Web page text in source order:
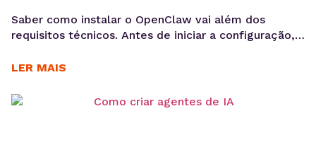
Saber como instalar o OpenClaw vai além dos
requisitos técnicos. Antes de iniciar a configuração,
casos de uso e como a ferramenta pode contribuir
OpenClaw centraliza a criação e operação de
LER MAIS